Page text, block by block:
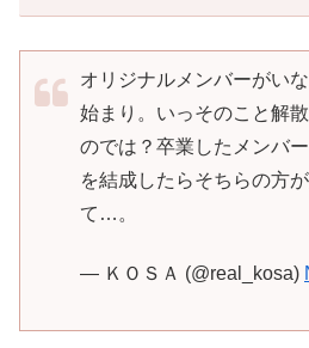
オリジナルメンバーがい
始まり。いっそのこと解
のでは？卒業したメンバ
を結成したらそちらの方
て…。
— ＫＯＳＡ (@real_kosa)